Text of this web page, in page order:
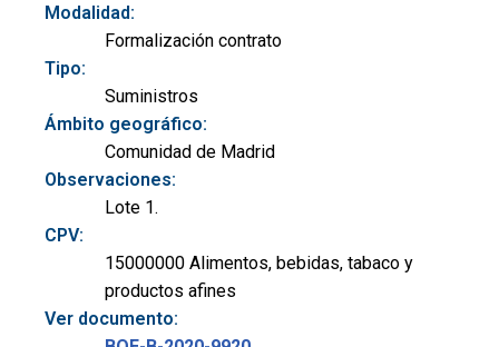
Modalidad:
Formalización contrato
Tipo:
Suministros
Ámbito geográfico:
Comunidad de Madrid
Observaciones:
Lote 1.
CPV:
15000000 Alimentos, bebidas, tabaco y
productos afines
Ver documento: